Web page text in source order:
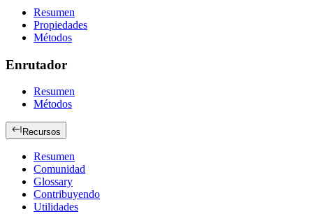
Resumen
Propiedades
Métodos
Enrutador
Resumen
Métodos
Recursos
Resumen
Comunidad
Glossary
Contribuyendo
Utilidades